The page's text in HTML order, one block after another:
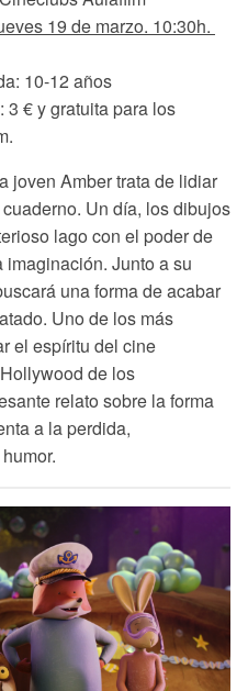
19 de marzo. 10:30h.
10-12 años
3 € y gratuita para los
joven Amber trata de lidiar
Un día, los dibujos
lago con el poder de
Junto a su
una forma de acabar
Uno de los más
el espíritu del cine
de los
relato sobre la forma
a la perdida,